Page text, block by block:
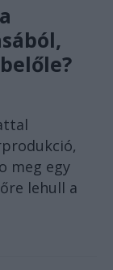
meg egy
lehull a